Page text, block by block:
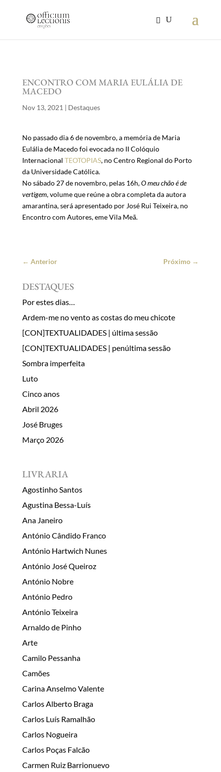
ENCONTRO COM MARIA EULÁLIA DE
MACEDO
Nov 13, 2021 | Destaques
No passado dia 6 de novembro, a memória de Maria
Eulália de Macedo foi evocada no II Colóquio
Internacional TEOTOPIAS, no Centro Regional do Porto
da Universidade Católica.
No sábado 27 de novembro, pelas 16h,O meu chão é de
vertigem, volume que reúne a obra completa da autora
amarantina, será apresentado por José Rui Teixeira, no
Encontro com Autores, eme Vila Meã.
← Anterior Próximo →
DESTAQUES
Por estes dias…
Ardem-me no vento as costas do meu chicote
[CON]TEXTUALIDADES | última sessão
[CON]TEXTUALIDADES | penúltima sessão
Sombra imperfeita
Luto
Cinco anos
Abril 2026
José Bruges
Março 2026
LIVRARIA
Agostinho Santos
Agustina Bessa-Luís
Ana Janeiro
António Cândido Franco
António Hartwich Nunes
António José Queiroz
António Nobre
António Pedro
António Teixeira
Arnaldo de Pinho
Arte
Camilo Pessanha
Camões
Carina Anselmo Valente
Carlos Alberto Braga
Carlos Luís Ramalhão
Carlos Nogueira
Carlos Poças Falcão
Carmen Ruiz Barrionuevo